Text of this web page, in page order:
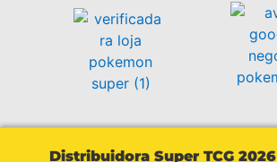
Distribuidora Super TCG 2026